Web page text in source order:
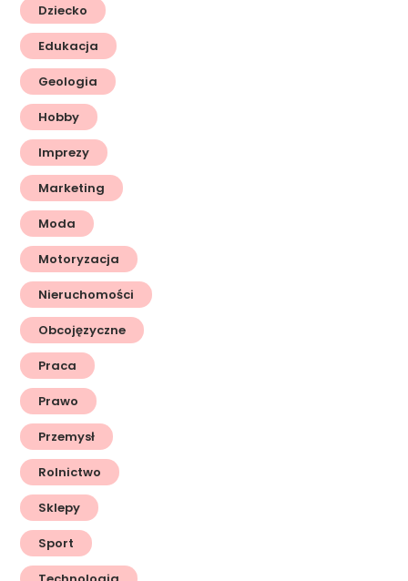
Dziecko
Edukacja
Geologia
Hobby
Imprezy
Marketing
Moda
Motoryzacja
Nieruchomości
Obcojęzyczne
Praca
Prawo
Przemysł
Rolnictwo
Sklepy
Sport